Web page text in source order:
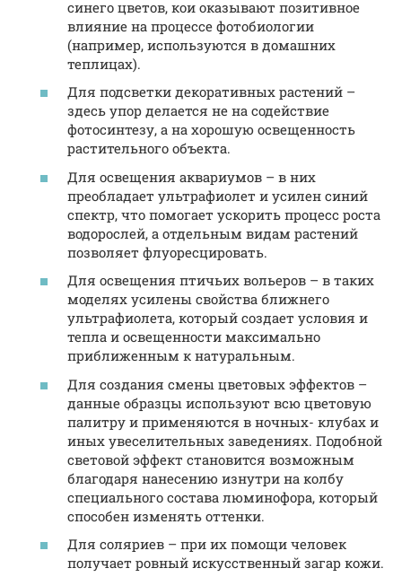
синего цветов, кои оказывают позитивное
влияние на процессе фотобиологии
(например, используются в домашних
теплицах).
Для подсветки декоративных растений –
здесь упор делается не на содействие
фотосинтезу, а на хорошую освещенность
растительного объекта.
Для освещения аквариумов – в них
преобладает ультрафиолет и усилен синий
спектр, что помогает ускорить процесс роста
водорослей, а отдельным видам растений
позволяет флуоресцировать.
Для освещения птичьих вольеров – в таких
моделях усилены свойства ближнего
ультрафиолета, который создает условия и
тепла и освещенности максимально
приближенным к натуральным.
Для создания смены цветовых эффектов –
данные образцы используют всю цветовую
палитру и применяются в ночных- клубах и
иных увеселительных заведениях. Подобной
световой эффект становится возможным
благодаря нанесению изнутри на колбу
специального состава люминофора, который
способен изменять оттенки.
Для соляриев – при их помощи человек
получает ровный искусственный загар кожи.